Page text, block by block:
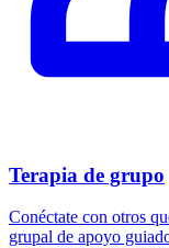
Terapia de grupo
Conéctate con otros
grupal de apoyo